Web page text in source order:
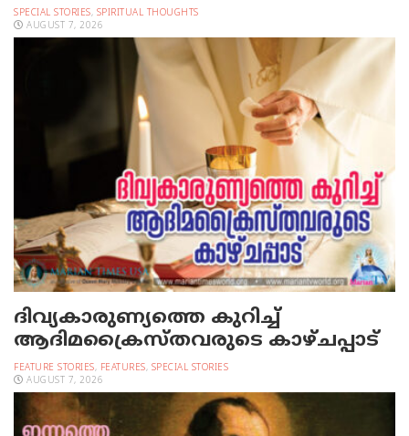
SPECIAL STORIES, SPIRITUAL THOUGHTS
AUGUST 7, 2026
ദിവ്യകാരുണ്യത്തെ കുറിച്ച്
ആദിമക്രൈസ്തവരുടെ കാഴ്ചപ്പാട്
FEATURE STORIES, FEATURES, SPECIAL STORIES
AUGUST 7, 2026